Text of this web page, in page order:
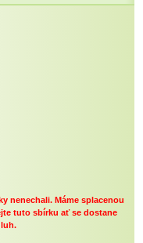
nenechali. Máme splacenou
tuto sbírku ať se dostane